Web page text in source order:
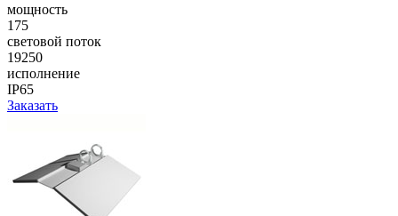
мощность
175
световой поток
19250
исполнение
IP65
Заказать